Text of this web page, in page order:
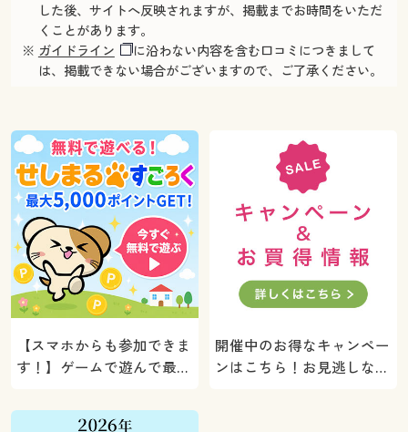
した後、サイトへ反映されますが、掲載までお時間をいただ
くことがあります。
※ ガイドライン
に沿わない内容を含む口コミにつきまして
は、掲載できない場合がございますので、ご了承ください。
【スマホからも参加できま
す！】ゲームで遊んで最大
ト！
開催中のお得なキャンペー
ンはこちら！お見逃しな